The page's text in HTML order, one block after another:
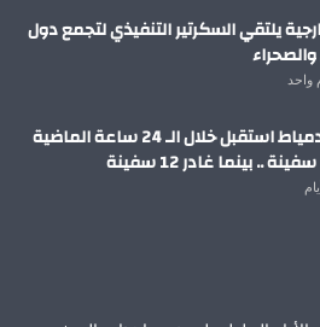
يلتقي السكرتير التنفيذي لتجمع دول
واحد
ميناء_دمياط استقبل خلال الـ 24 ساعة الماضية